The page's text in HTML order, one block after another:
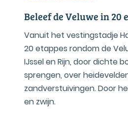
Beleef de Veluwe in 20
Vanuit het vestingstadje
20 etappes rondom de
IJssel en Rijn, door dichte
sprengen, over
zandverstuivingen. Door
en zwijn.